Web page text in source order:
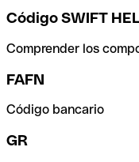
Código SWIFT
Comprender los
FAFN
Código bancario
GR